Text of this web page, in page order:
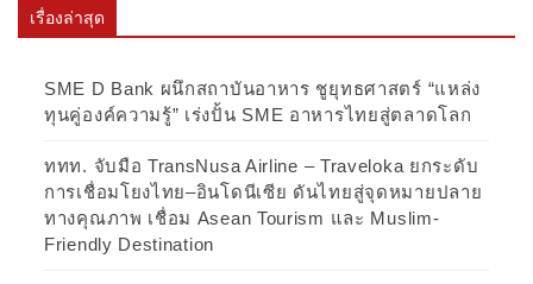
เรื่องล่าสุด
SME D Bank ผนึกสถาบันอาหาร ชูยุทธศาสตร์ “แหล่ง
ทุนคู่องค์ความรู้” เร่งปั้น SME อาหารไทยสู่ตลาดโลก
ททท. จับมือ TransNusa Airline – Traveloka ยกระดับ
การเชื่อมโยงไทย–อินโดนีเซีย ดันไทยสู่จุดหมายปลาย
ทางคุณภาพ เชื่อม Asean Tourism และ Muslim-
Friendly Destination